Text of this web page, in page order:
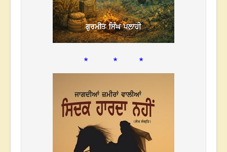
* * *